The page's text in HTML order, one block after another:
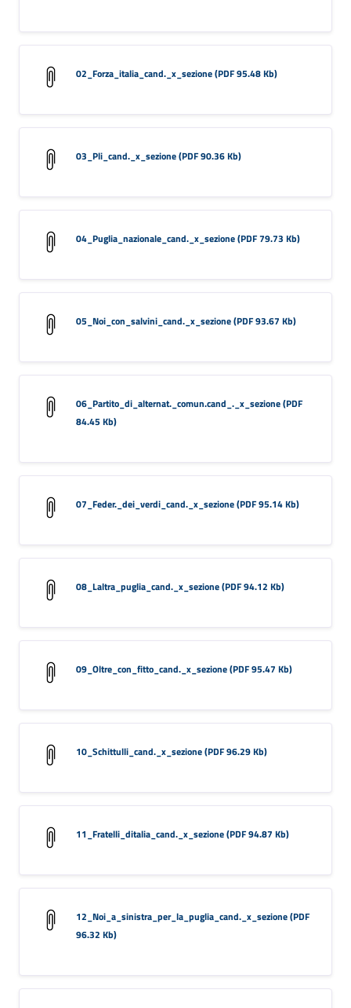
02_Forza_italia_cand._x_sezione (PDF 95.48 Kb)
03_Pli_cand._x_sezione (PDF 90.36 Kb)
04_Puglia_nazionale_cand._x_sezione (PDF 79.73 Kb)
05_Noi_con_salvini_cand._x_sezione (PDF 93.67 Kb)
06_Partito_di_alternat._comun.cand_._x_sezione (PDF
84.45 Kb)
07_Feder._dei_verdi_cand._x_sezione (PDF 95.14 Kb)
08_Laltra_puglia_cand._x_sezione (PDF 94.12 Kb)
09_Oltre_con_fitto_cand._x_sezione (PDF 95.47 Kb)
10_Schittulli_cand._x_sezione (PDF 96.29 Kb)
11_Fratelli_ditalia_cand._x_sezione (PDF 94.87 Kb)
12_Noi_a_sinistra_per_la_puglia_cand._x_sezione (PDF
96.32 Kb)